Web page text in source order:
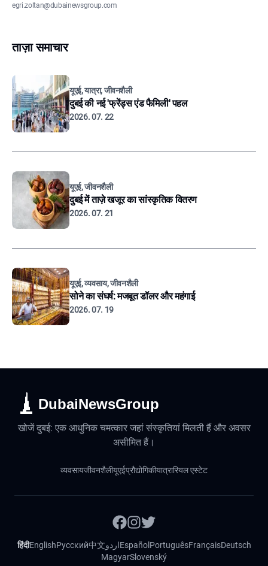
egri.zoltan@dubainewsgroup.com
ताज़ा समाचार
यूएई, यात्रा, जीवनशैली
दुबई की नई 'फ्रेंड्स एंड फैमिली' पहल
2026. 07. 22
यूएई, जीवनशैली
दुबई में ताज़े खजूर का सांस्कृतिक वितरण
2026. 07. 21
यूएई, व्यवसाय, जीवनशैली
सोने का संघर्ष: मजबूत डॉलर और महंगाई
2026. 07. 19
DubaiNewsGroup
खोजें दुबई: एक आधुनिक चमत्कार जहां संस्कृतियां मिलती हैं और अवसर
असीमित हैं।
व्यवसायजीवनशैलीयूएईप्रौद्योगिकीयात्रारियल एस्टेट
हिंदीEnglishРусский中文اردوEspañol PortuguêsFrançaisDeutsch
MagyarSlovenský